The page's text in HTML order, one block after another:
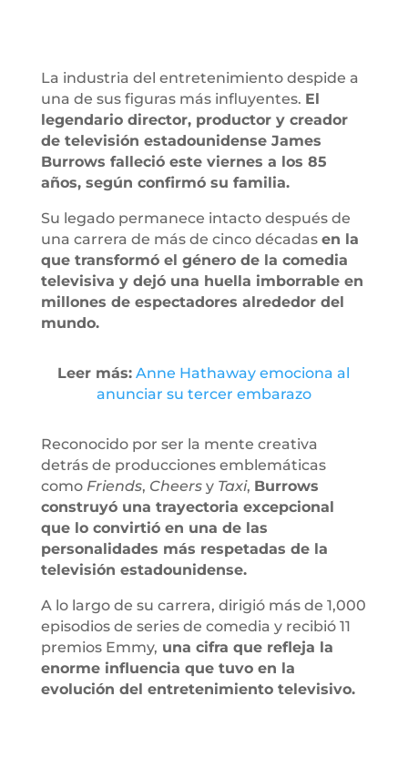
La industria del entretenimiento despide a
una de sus figuras más influyentes. El
legendario director, productor y creador
de televisión estadounidense James
Burrows falleció este viernes a los 85
años, según confirmó su familia.
Su legado permanece intacto después de
una carrera de más de cinco décadas en la
que transformó el género de la comedia
televisiva y dejó una huella imborrable en
millones de espectadores alrededor del
mundo.
Leer más: Anne Hathaway emociona al
anunciar su tercer embarazo
Reconocido por ser la mente creativa
detrás de producciones emblemáticas
como Friends, Cheersy Taxi, Burrows
construyó una trayectoria excepcional
que lo convirtió en una de las
personalidades más respetadas de la
televisión estadounidense.
A lo largo de su carrera, dirigió más de 1,000
episodios de series de comedia y recibió 11
premios Emmy, una cifra que refleja la
enorme influencia que tuvo en la
evolución del entretenimiento televisivo.